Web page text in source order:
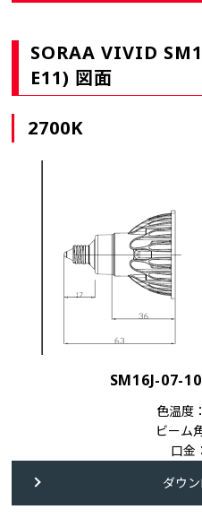
SORAA VIVID
E11) 図面
2700K
SM16J-07-
色温度
ビーム
口金
ダウ